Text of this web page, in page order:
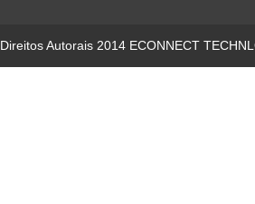
Direitos Autorais 2014 ECONNECT